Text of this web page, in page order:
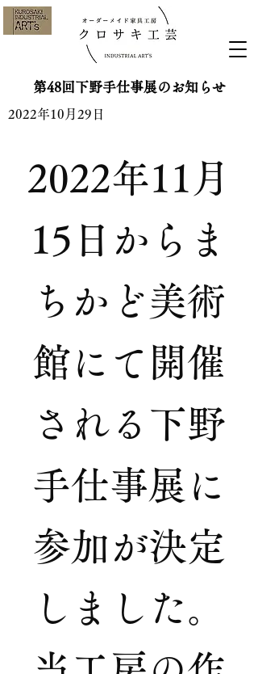
第48回下野手仕事展のお知らせ
2022年10月29日
2022年11月
15日からま
ちかど美術
館にて開催
される下野
手仕事展に
参加が決定
しました。